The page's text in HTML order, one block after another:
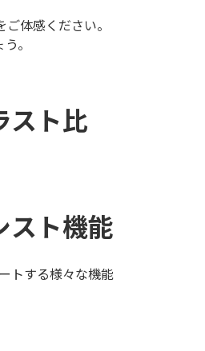
体感ください。
。
スト比
スト機能
トする様々な機能